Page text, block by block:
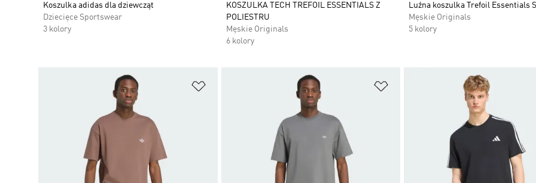
Koszulka adidas dla dziewcząt
Dziecięce Sportswear
3 kolory
KOSZULKA TECH TREFOIL ESSENTIALS Z
POLIESTRU
Męskie Originals
6 kolory
Luźna koszulka Trefoil Essentials
Męskie Originals
5 kolory
Dodaj do listy życzeń